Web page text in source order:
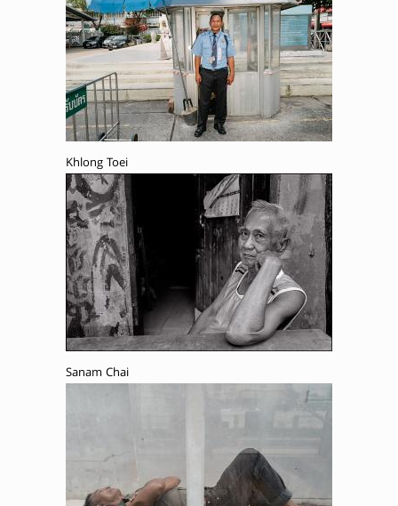
Khlong Toei
Sanam Chai